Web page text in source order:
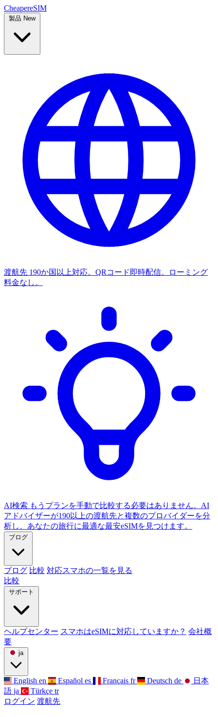
CheapereSIM
製品 New
渡航先 190か国以上対応。QRコード即時配信。ローミング
料金なし。
AI検索 もうプランを手動で比較する必要はありません。AI
アドバイザーが190以上の渡航先と複数のプロバイダーを分
析し、あなたの旅行に最適な最安eSIMを見つけます。
ブログ
ブログ 比較 対応スマホの一覧を見る
比較
サポート
ヘルプセンター スマホはeSIMに対応していますか？ 会社概
要
ja
English en Español es Français fr Deutsch de
日本
語 ja Türkçe tr
ログイン 渡航先